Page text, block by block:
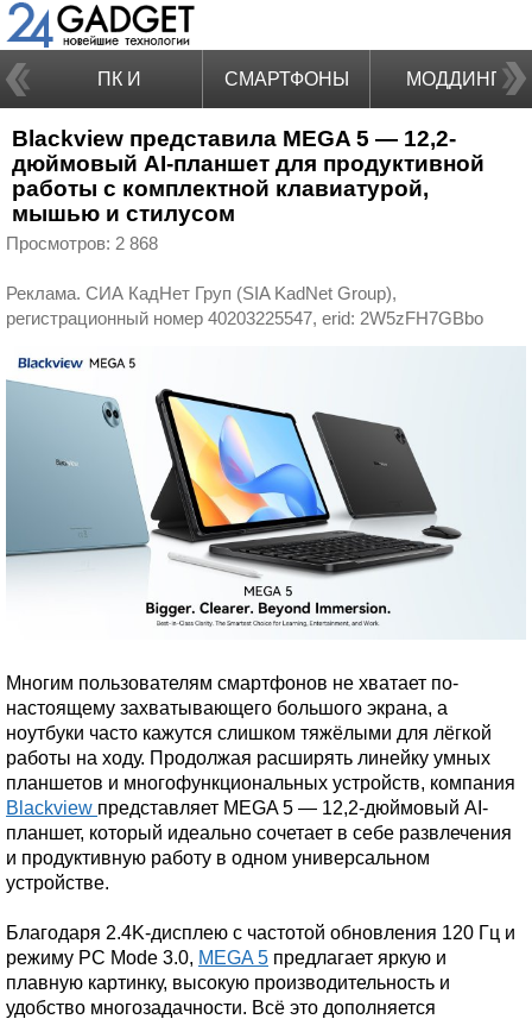
ПК И
НОУТБУКИ
СМАРТФОНЫ МОДДИНГ
Blackview представила MEGA 5 — 12,2-
дюймовый AI-планшет для продуктивной
работы с комплектной клавиатурой,
мышью и стилусом
Просмотров: 2 868
Реклама. СИА КадНет Груп (SIA KadNet Group),
Многим пользователям смартфонов не хватает по-
настоящему захватывающего большого экрана, а
ноутбуки часто кажутся слишком тяжёлыми для лёгкой
работы на ходу. Продолжая расширять линейку умных
планшетов и многофункциональных устройств, компания
Blackview представляет MEGA 5 — 12,2-дюймовый AI-
планшет, который идеально сочетает в себе развлечения
и продуктивную работу в одном универсальном
устройстве.
Благодаря 2.4K-дисплею с частотой обновления 120 Гц и
режиму PC Mode 3.0, MEGA 5 предлагает яркую и
плавную картинку, высокую производительность и
удобство многозадачности. Всё это дополняется